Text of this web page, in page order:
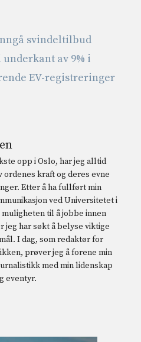
svindeltilbud
av 9% i
EV-registreringer
opp i Oslo, har jeg alltid
kraft og deres evne
Etter å ha fullført min
ved Universitetet i
til å jobbe innen
jeg har søkt å belyse viktige
I dag, som redaktør for
prøver jeg å forene min
med min lidenskap
eventyr.